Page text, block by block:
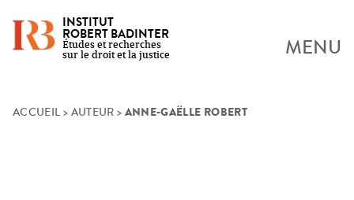
Skip
INSTITUT
ROBERT BADINTER
Études et recherches
sur le droit et la justice
MENU
ACCUEIL > AUTEUR > ANNE-GAËLLE ROBERT